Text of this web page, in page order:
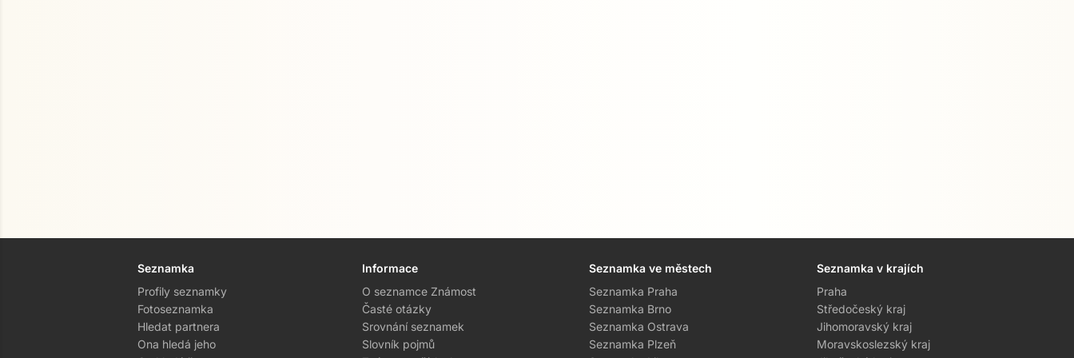
Seznamka
Profily seznamky
Fotoseznamka
Hledat partnera
Ona hledá jeho
Informace
O seznamce Známost
Časté otázky
Srovnání seznamek
Slovník pojmů
Seznamka ve městech
Seznamka Praha
Seznamka Brno
Seznamka Ostrava
Seznamka Plzeň
Seznamka v krajích
Praha
Středočeský kraj
Jihomoravský kraj
Moravskoslezský kraj